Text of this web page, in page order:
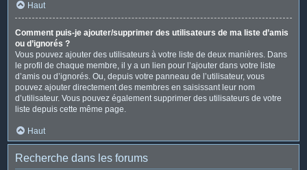
Haut
Comment puis-je ajouter/supprimer des utilisateurs de ma liste d’amis
ou d’ignorés ?
Vous pouvez ajouter des utilisateurs à votre liste de deux manières. Dans
le profil de chaque membre, il y a un lien pour l’ajouter dans votre liste
d’amis ou d’ignorés. Ou, depuis votre panneau de l’utilisateur, vous
pouvez ajouter directement des membres en saisissant leur nom
d’utilisateur. Vous pouvez également supprimer des utilisateurs de votre
liste depuis cette même page.
Haut
Recherche dans les forums